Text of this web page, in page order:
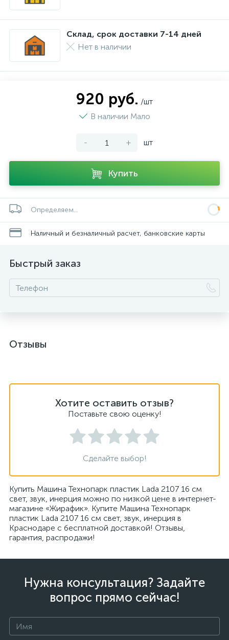
Склад, срок доставки 7-14 дней
Нет в наличии
920 руб. /шт
В наличии Мало
- + шт
Купить
Определяем...
Наличный и безналичный расчет, банковские карты
Быстрый заказ
Отзывы
Хотите оставить отзыв?
Поставьте свою оценку!
Сделайте выбор!
Купить Машина Технопарк пластик Lada 2107 16 см
свет, звук, инерция можно по низкой цене в интернет-
магазине «Жирафик». Купите Машина Технопарк
пластик Lada 2107 16 см свет, звук, инерция в
Краснодаре с бесплатной доставкой! Отзывы,
гарантия, распродажи!
Нужна консультация? Задайте
вопрос прямо сейчас!